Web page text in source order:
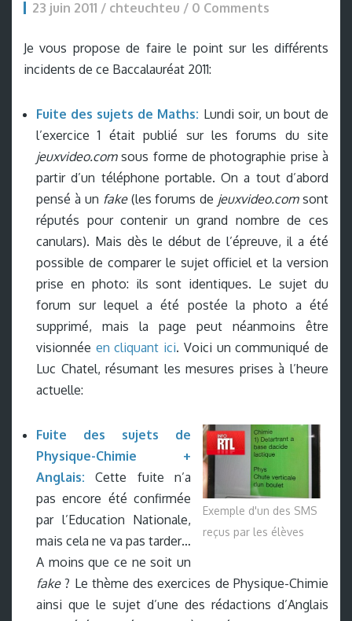
23 juin 2011 / chteuchteu / 0 Comments
Je vous propose de faire le point sur les différents
incidents de ce Baccalauréat 2011:
Fuite des sujets de Maths: Lundi soir, un bout de
l’exercice 1 était publié sur les forums du site
jeuxvideo.comsous forme de photographie prise à
partir d’un téléphone portable. On a tout d’abord
pensé à un fake(les forums de jeuxvideo.comsont
réputés pour contenir un grand nombre de ces
canulars). Mais dès le début de l’épreuve, il a été
possible de comparer le sujet officiel et la version
prise en photo: ils sont identiques. Le sujet du
forum sur lequel a été postée la photo a été
supprimé, mais la page peut néanmoins être
visionnée en cliquant ici. Voici un communiqué de
Luc Chatel, résumant les mesures prises à l’heure
actuelle:
Exemple d'un des SMS
reçus par les élèves
Fuite des sujets de
Physique-Chimie +
Anglais: Cette fuite n’a
pas encore été confirmée
par l’Education Nationale,
mais cela ne va pas tarder…
A moins que ce ne soit un
fake? Le thème des exercices de Physique-Chimie
ainsi que le sujet d’une des rédactions d’Anglais